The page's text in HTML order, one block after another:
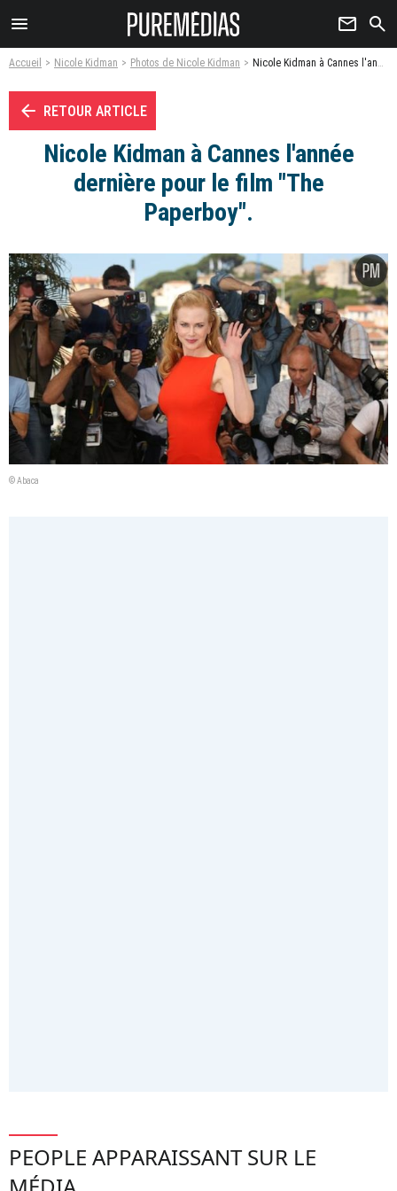
menu newsletter search
Accueil Nicole Kidman Photos de Nicole Kidman Nicole Kidman à Cannes l'année dernière pour le film "The Paperboy". - Photo
arrow_left RETOUR ARTICLE
Nicole Kidman à Cannes l'année
dernière pour le film "The
Paperboy".
© Abaca
PEOPLE APPARAISSANT SUR LE